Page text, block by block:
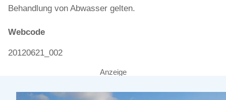
Behandlung von Abwasser gelten.
Webcode
20120621_002
Anzeige